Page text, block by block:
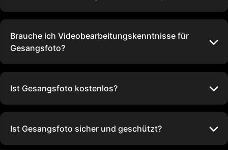
Brauche ich Videobearbeitungskenntnisse für
Gesangsfoto?
Ist Gesangsfoto kostenlos?
Ist Gesangsfoto sicher und geschützt?